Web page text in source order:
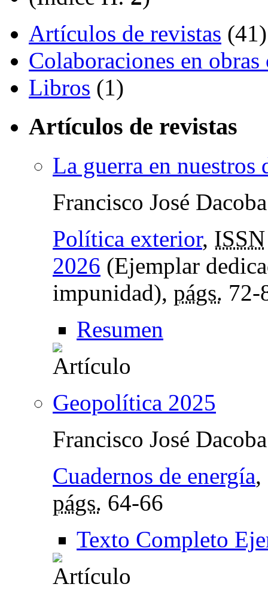
Artículos de revistas (41)
Colaboraciones en
Libros (1)
Artículos de revistas
La guerra en nuestros
Francisco José
Política exterior, ISSN
2026 (Ejemplar
impunidad), págs. 72-
Resumen
Geopolítica 2025
Francisco José
Cuadernos de energía,
págs. 64-66
Texto Completo